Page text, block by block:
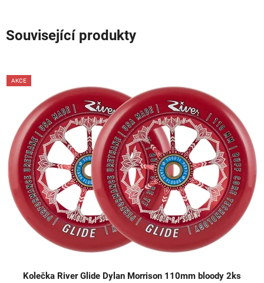
Související produkty
AKCE
Kolečka River Glide Dylan Morrison 110mm bloody 2ks